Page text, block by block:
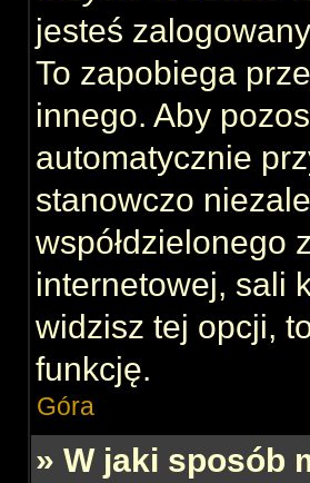
jesteś
To zapobiega
innego. Aby
automatycznie
stanowczo
współdzielonego
internetowej, sali
widzisz tej opcji,
funkcję.
Góra
» W jaki sposób